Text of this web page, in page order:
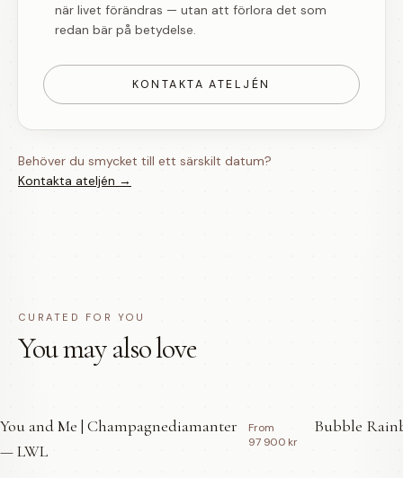
när livet förändras — utan att förlora det som
redan bär på betydelse.
KONTAKTA ATELJÉN
Behöver du smycket till ett särskilt datum?
Kontakta ateljén →
CURATED FOR YOU
You may also love
You and Me | Champagnediamanter
— LWL
From
97 900 kr
Bubble